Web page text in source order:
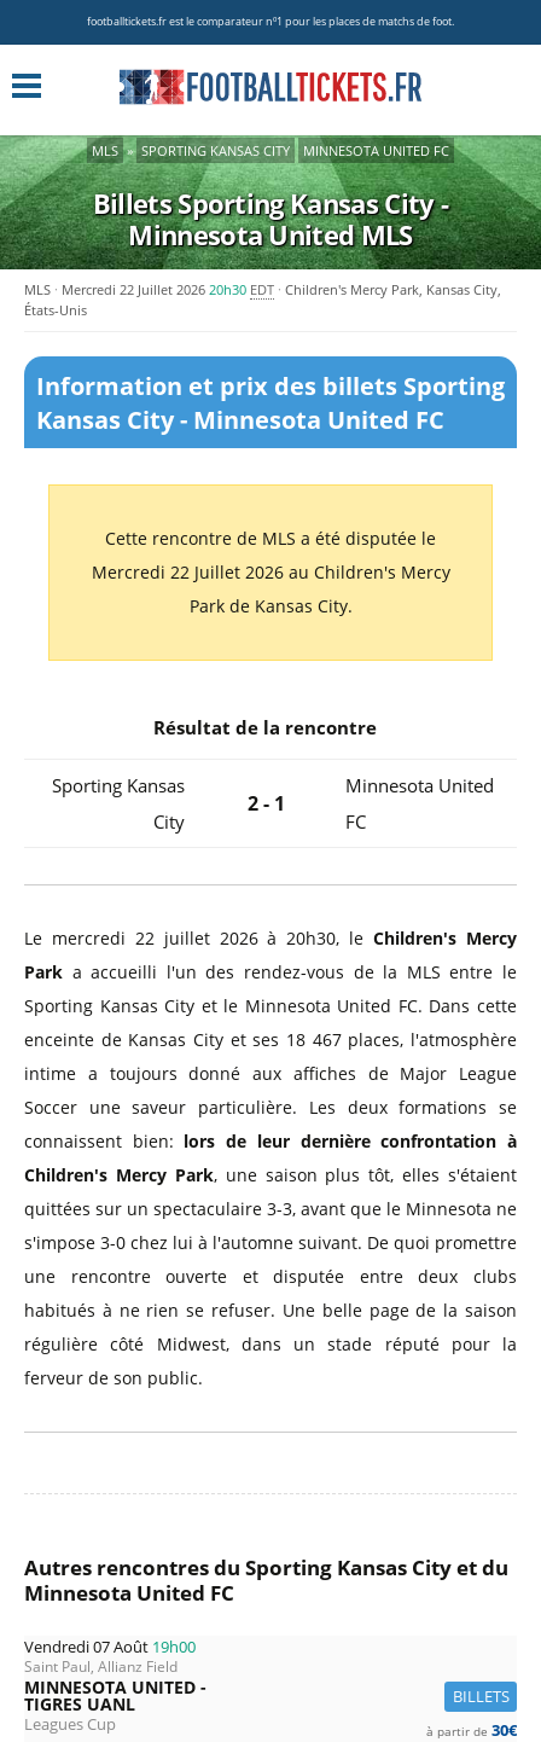
footballtickets.fr est le comparateur nº1 pour les places de matchs de foot.
MLS » SPORTING KANSAS CITY MINNESOTA UNITED FC
Billets Sporting Kansas City -
Minnesota UnitedMLS
MLS Mercredi 22 Juillet 2026 20h30 EDT
Children's Mercy Park, Kansas City,
États-Unis
Information et prix des billets Sporting
Kansas City - Minnesota United FC
Cette rencontre de MLS a été disputée le
Mercredi 22 Juillet 2026 au Children's Mercy
Park de Kansas City.
Résultat de la rencontre
Sporting Kansas
City
2 - 1
Minnesota United
FC
Le mercredi 22 juillet 2026 à 20h30, leChildren's Mercy
Park a accueilli l'un des rendez-vous de la MLS entre le
Sporting Kansas City et le Minnesota United FC. Dans cette
enceinte de Kansas City et ses 18 467 places, l'atmosphère
intime a toujours donné aux affiches de Major League
Soccer une saveur particulière. Les deux formations se
connaissent bien: lors de leur dernière confrontation à
Children's Mercy Park, une saison plus tôt, elles s'étaient
quittées sur un spectaculaire 3-3, avant que le Minnesota ne
s'impose 3-0 chez lui à l'automne suivant. De quoi promettre
une rencontre ouverte et disputée entre deux clubs
habitués à ne rien se refuser. Une belle page de la saison
régulière côté Midwest, dans un stade réputé pour la
ferveur de son public.
Autres rencontres du Sporting Kansas City et du
Minnesota United FC
Vendredi 07 Août 19h00
Saint Paul, Allianz Field
BILLETS
MINNESOTA UNITED -
TIGRES UANL
Leagues Cup à partir de 30€